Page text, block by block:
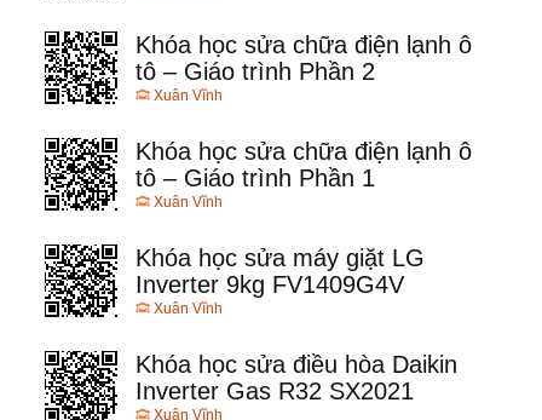
Khóa học sửa chữa điện lạnh ô
tô – Giáo trình Phần 2
Xuân Vĩnh
Khóa học sửa chữa điện lạnh ô
tô – Giáo trình Phần 1
Xuân Vĩnh
Khóa học sửa máy giặt LG
Inverter 9kg FV1409G4V
Xuân Vĩnh
Khóa học sửa điều hòa Daikin
Inverter Gas R32 SX2021
Xuân Vĩnh